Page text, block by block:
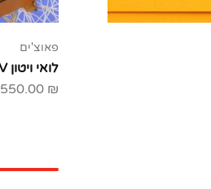
פאוצ'ים
לואי ויטון LV
550.00 ₪